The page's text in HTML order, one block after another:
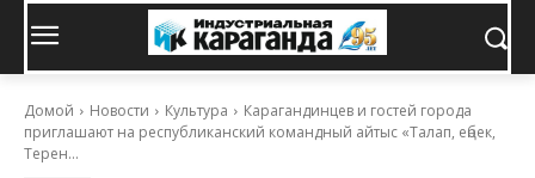
Домой Новости Культура
Карагандинцев и гостей города
приглашают на республиканский командный айтыс «Талап, еңбек,
Терен...